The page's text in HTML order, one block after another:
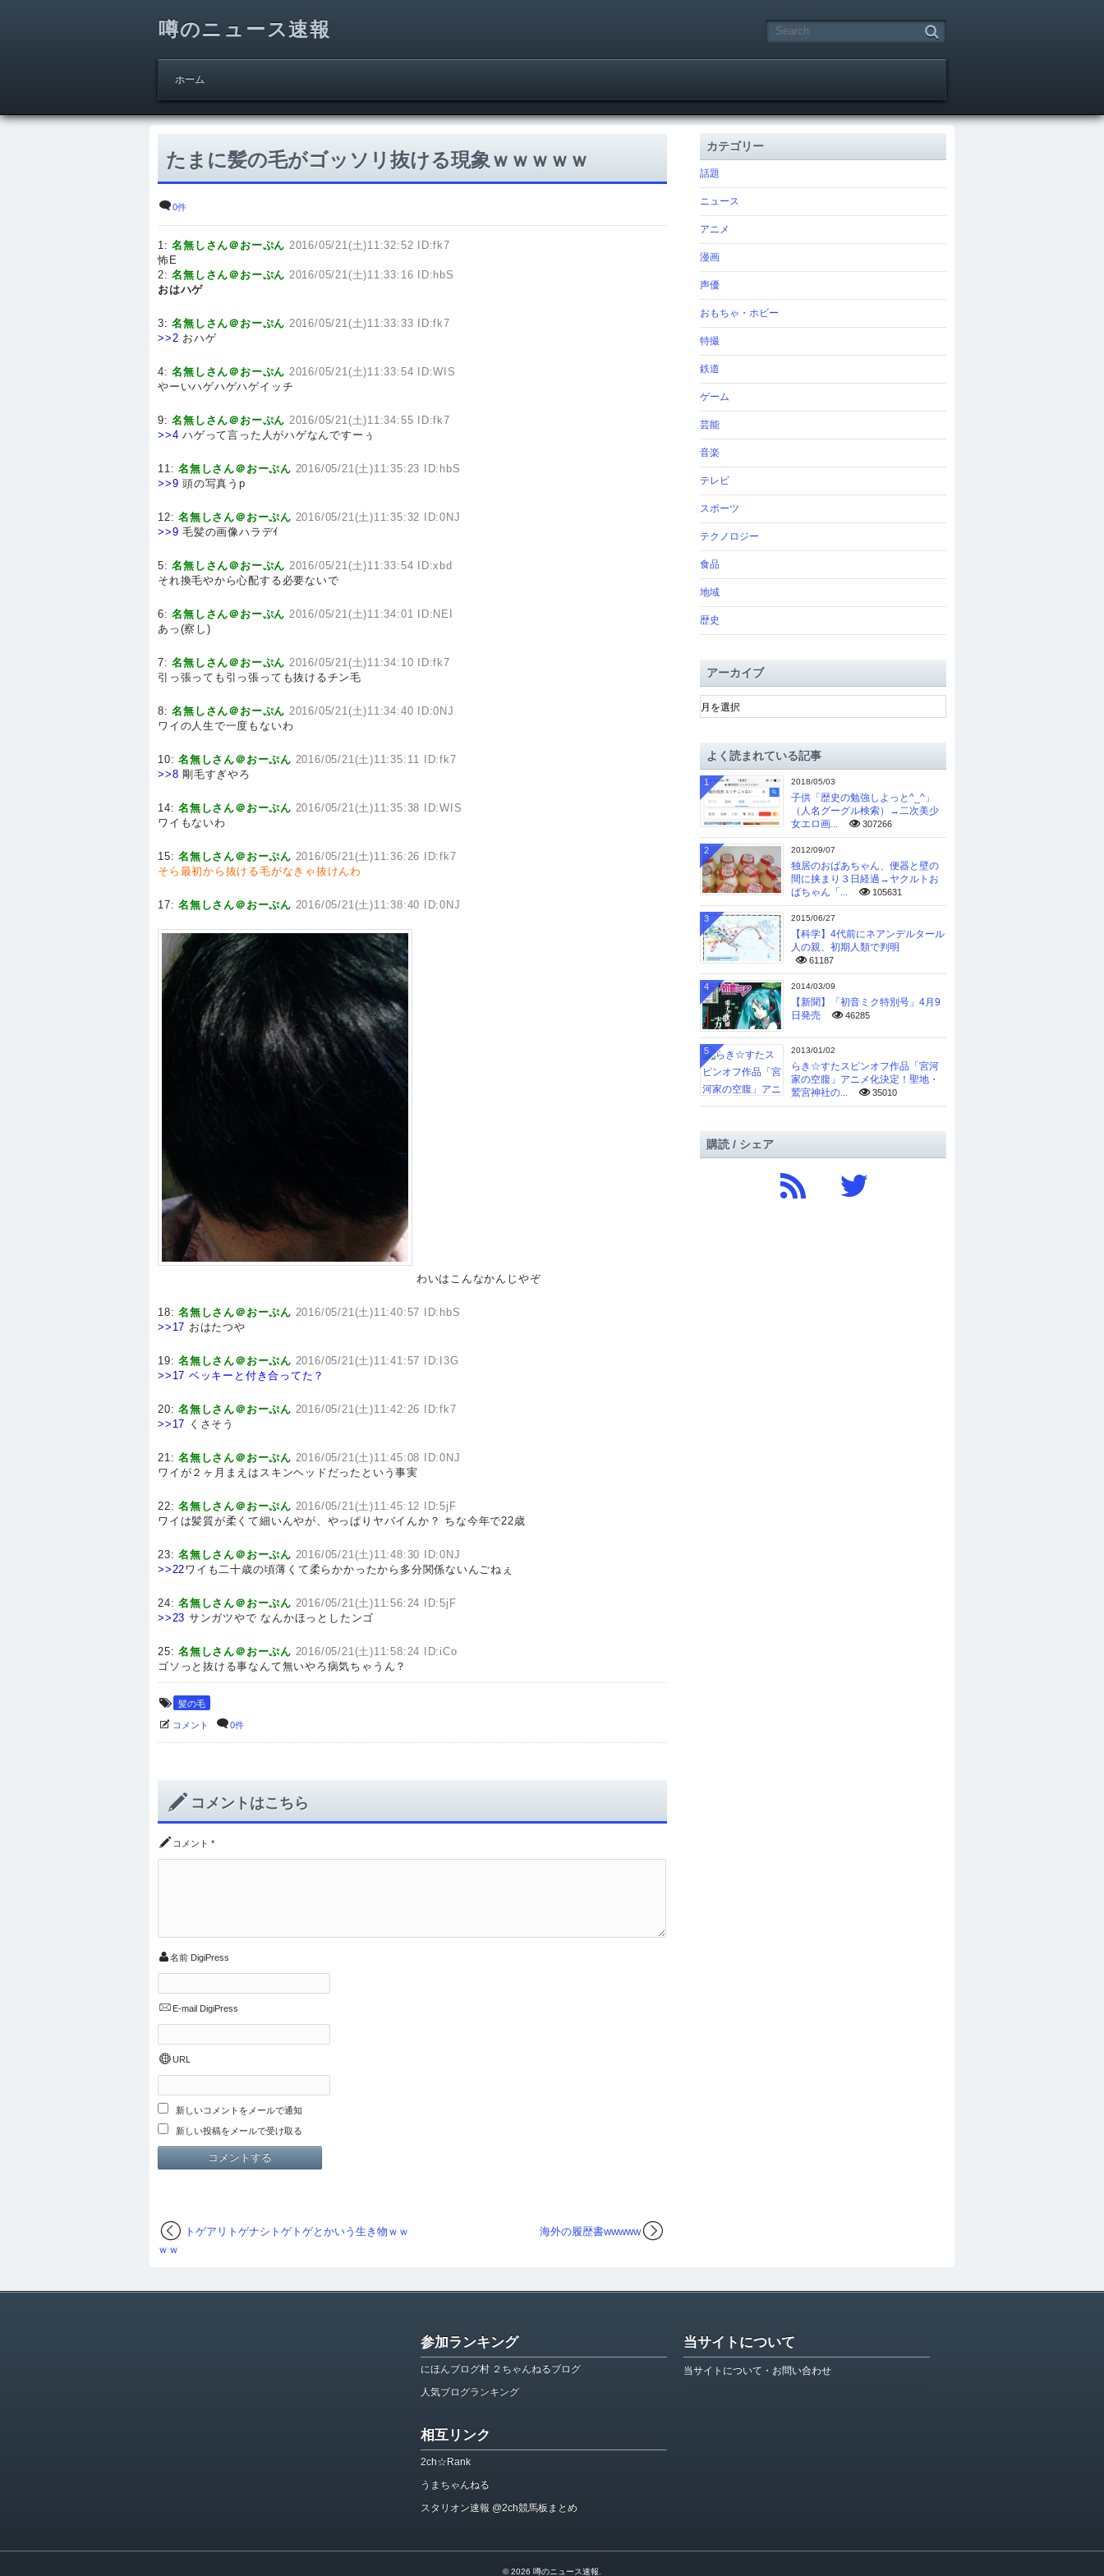
噂のニュース速報
ホーム
たまに髪の毛がゴッソリ抜ける現象ｗｗｗｗｗ
0件
1:名無しさん＠おーぷん 2016/05/21(土)11:32:52 ID:fk7
怖E
2:名無しさん＠おーぷん 2016/05/21(土)11:33:16 ID:hbS
おはハゲ
3:名無しさん＠おーぷん 2016/05/21(土)11:33:33 ID:fk7
>>2 おハゲ
4:名無しさん＠おーぷん 2016/05/21(土)11:33:54 ID:WIS
やーいハゲハゲハゲイッチ
9:名無しさん＠おーぷん 2016/05/21(土)11:34:55 ID:fk7
>>4 ハゲって言った人がハゲなんですーぅ
11:名無しさん＠おーぷん 2016/05/21(土)11:35:23 ID:hbS
>>9 頭の写真うp
12:名無しさん＠おーぷん 2016/05/21(土)11:35:32 ID:0NJ
>>9 毛髪の画像ハラデｲ
5:名無しさん＠おーぷん 2016/05/21(土)11:33:54 ID:xbd
それ換毛やから心配する必要ないで
6:名無しさん＠おーぷん 2016/05/21(土)11:34:01 ID:NEI
あっ(察し)
7:名無しさん＠おーぷん 2016/05/21(土)11:34:10 ID:fk7
引っ張っても引っ張っても抜けるチン毛
8:名無しさん＠おーぷん 2016/05/21(土)11:34:40 ID:0NJ
ワイの人生で一度もないわ
10:名無しさん＠おーぷん 2016/05/21(土)11:35:11 ID:fk7
>>8 剛毛すぎやろ
14:名無しさん＠おーぷん 2016/05/21(土)11:35:38 ID:WIS
ワイもないわ
15:名無しさん＠おーぷん 2016/05/21(土)11:36:26 ID:fk7
そら最初から抜ける毛がなきゃ抜けんわ
17:名無しさん＠おーぷん 2016/05/21(土)11:38:40 ID:0NJ
わいはこんなかんじやぞ
18:名無しさん＠おーぷん 2016/05/21(土)11:40:57 ID:hbS
>>17 おはたつや
19:名無しさん＠おーぷん 2016/05/21(土)11:41:57 ID:I3G
>>17 ベッキーと付き合ってた？
20:名無しさん＠おーぷん 2016/05/21(土)11:42:26 ID:fk7
>>17 くさそう
21:名無しさん＠おーぷん 2016/05/21(土)11:45:08 ID:0NJ
ワイが２ヶ月まえはスキンヘッドだったという事実
22:名無しさん＠おーぷん 2016/05/21(土)11:45:12 ID:5jF
ワイは髪質が柔くて細いんやが、やっぱりヤバイんか？ ちな今年で22歳
23:名無しさん＠おーぷん 2016/05/21(土)11:48:30 ID:0NJ
>>22ワイも二十歳の頃薄くて柔らかかったから多分関係ないんごねぇ
24:名無しさん＠おーぷん 2016/05/21(土)11:56:24 ID:5jF
>>23 サンガツやで なんかほっとしたンゴ
25:名無しさん＠おーぷん 2016/05/21(土)11:58:24 ID:iCo
ゴソっと抜ける事なんて無いやろ病気ちゃうん？
髪の毛
コメント 0件
コメントはこちら
コメント *
名前 DigiPress
E-mail DigiPress
URL
新しいコメントをメールで通知
新しい投稿をメールで受け取る
海外の履歴書wwwww
トゲアリトゲナシトゲトゲとかいう生き物ｗｗ
ｗｗ
カテゴリー
話題
ニュース
アニメ
漫画
声優
おもちゃ・ホビー
特撮
鉄道
ゲーム
芸能
音楽
テレビ
スポーツ
テクノロジー
食品
地域
歴史
アーカイブ
ア
ー
ブよく読まれている記事
2018/05/03
子供「歴史の勉強しよっと^_^」
（人名グーグル検索）→二次美少
女エロ画...
307266
1
2012/09/07
独居のおばあちゃん、便器と壁の
間に挟まり３日経過→ヤクルトお
ばちゃん「...
105631
2
2015/06/27
【科学】4代前にネアンデルタール
人の親、初期人類で判明
61187
3
2014/03/09
【新聞】「初音ミク特別号」4月9
日発売
46285
4
2013/01/02
らき☆すたスピンオフ作品「宮河
家の空腹」アニメ化決定！聖地・
鷲宮神社の...
35010
5
購読 / シェア
参加ランキング
にほんブログ村 ２ちゃんねるブログ
人気ブログランキング
相互リンク
2ch☆Rank
うまちゃんねる
スタリオン速報 @2ch競馬板まとめ
当サイトについて
当サイトについて・お問い合わせ
© 2026 噂のニュース速報